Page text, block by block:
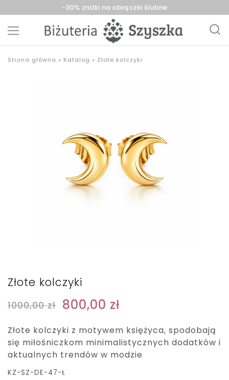
-30% zniżki na obrączki ślubne
Szyszka
z
Strona główna » Katalog » Złote kolczyki
Złote kolczyki
1000,00zł 800,00 zł
Złote kolczyki z motywem księżyca, spodobają
się miłośniczkom minimalistycznych dodatków i
aktualnych trendów w modzie
KZ-SZ-DE-47-Ł